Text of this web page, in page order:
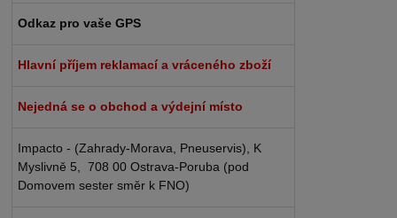
Odkaz pro vaše GPS
Hlavní příjem reklamací a vráceného zboží
Nejedná se o obchod a výdejní místo
Impacto - (Zahrady-Morava, Pneuservis), K
Myslivně 5, 708 00 Ostrava-Poruba (pod
Domovem sester směr k FNO)